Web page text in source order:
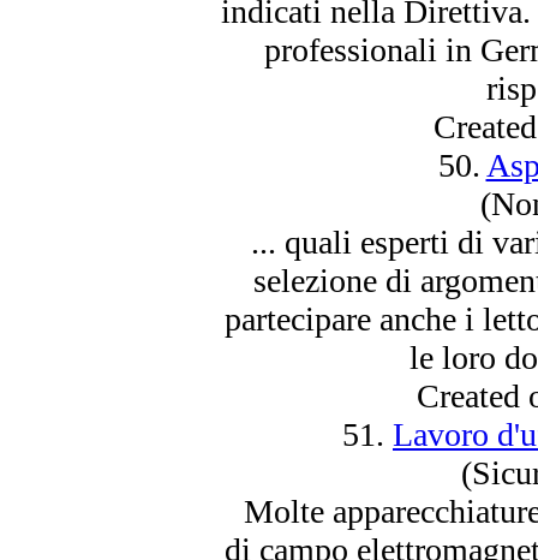
indicati nella
professionali in
50.
... quali esperti di
selezione di
partecipare anche i
le loro
Created
51. Lavoro
Molte
di campo